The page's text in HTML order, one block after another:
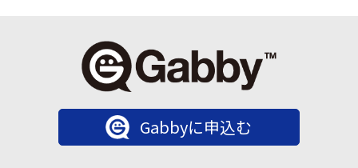
Gabbyに申込む